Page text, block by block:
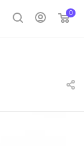
0